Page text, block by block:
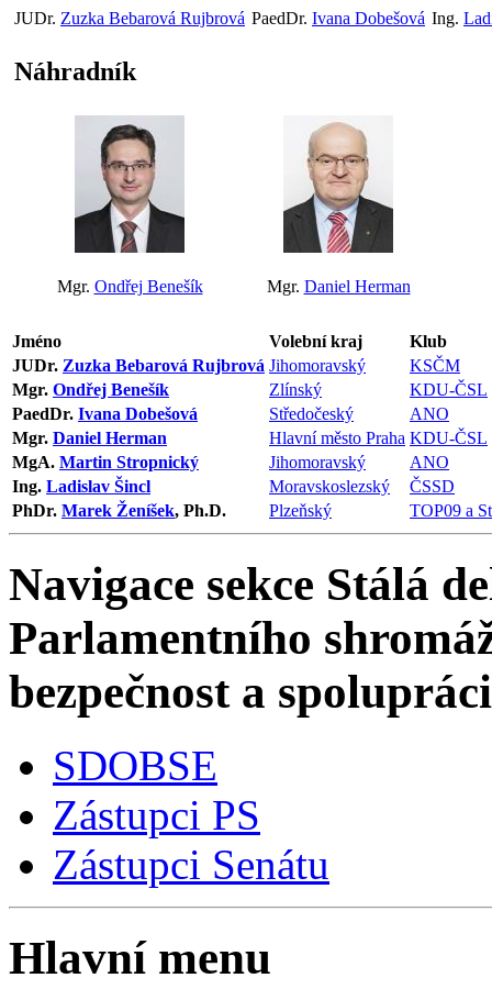
JUDr. Zuzka Bebarová Rujbrová PaedDr. Ivana Dobešová Ing.
Náhradník
Mgr. Ondřej Benešík Mgr. Daniel Herman
Jméno Volební kraj
Klub
JUDr. Zuzka Bebarová Rujbrová Jihomoravský
KSČM
Mgr. Ondřej Benešík Zlínský
KDU-ČSL
PaedDr. Ivana Dobešová Středočeský
ANO
Mgr. Daniel Herman Hlavní město Praha KDU-ČSL
MgA. Martin Stropnický Jihomoravský
ANO
Ing. Ladislav Šincl Moravskoslezský
ČSSD
PhDr. Marek Ženíšek, Ph.D. Plzeňský TOP09 a
Navigace sekce Stálá
Parlamentního
bezpečnost a
SDOBSE
Zástupci PS
Zástupci Senátu
Hlavní menu